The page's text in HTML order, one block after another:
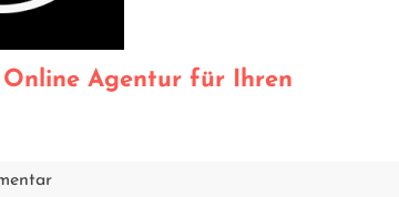
Agentur für Ihren